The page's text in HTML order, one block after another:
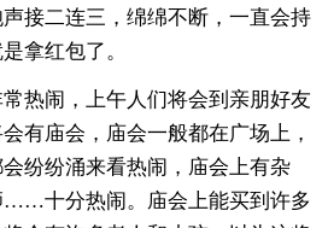
接二连三，绵绵不断，一直会持
拿红包了。
热闹，上午人们将会到亲朋好友
有庙会，庙会一般都在广场上，
纷纷涌来看热闹，庙会上有杂
……十分热闹。庙会上能买到许多